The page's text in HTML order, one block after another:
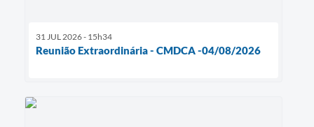
31 JUL 2026 - 15h34
Reunião Extraordinária - CMDCA -04/08/2026